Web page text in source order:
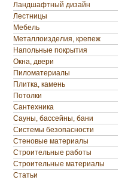
Ландшафтный дизайн
Лестницы
Мебель
Металлоизделия, крепеж
Напольные покрытия
Окна, двери
Пиломатериалы
Плитка, камень
Потолки
Сантехника
Сауны, бассейны, бани
Системы безопасности
Стеновые материалы
Строительные работы
Строительные материалы
Статьи